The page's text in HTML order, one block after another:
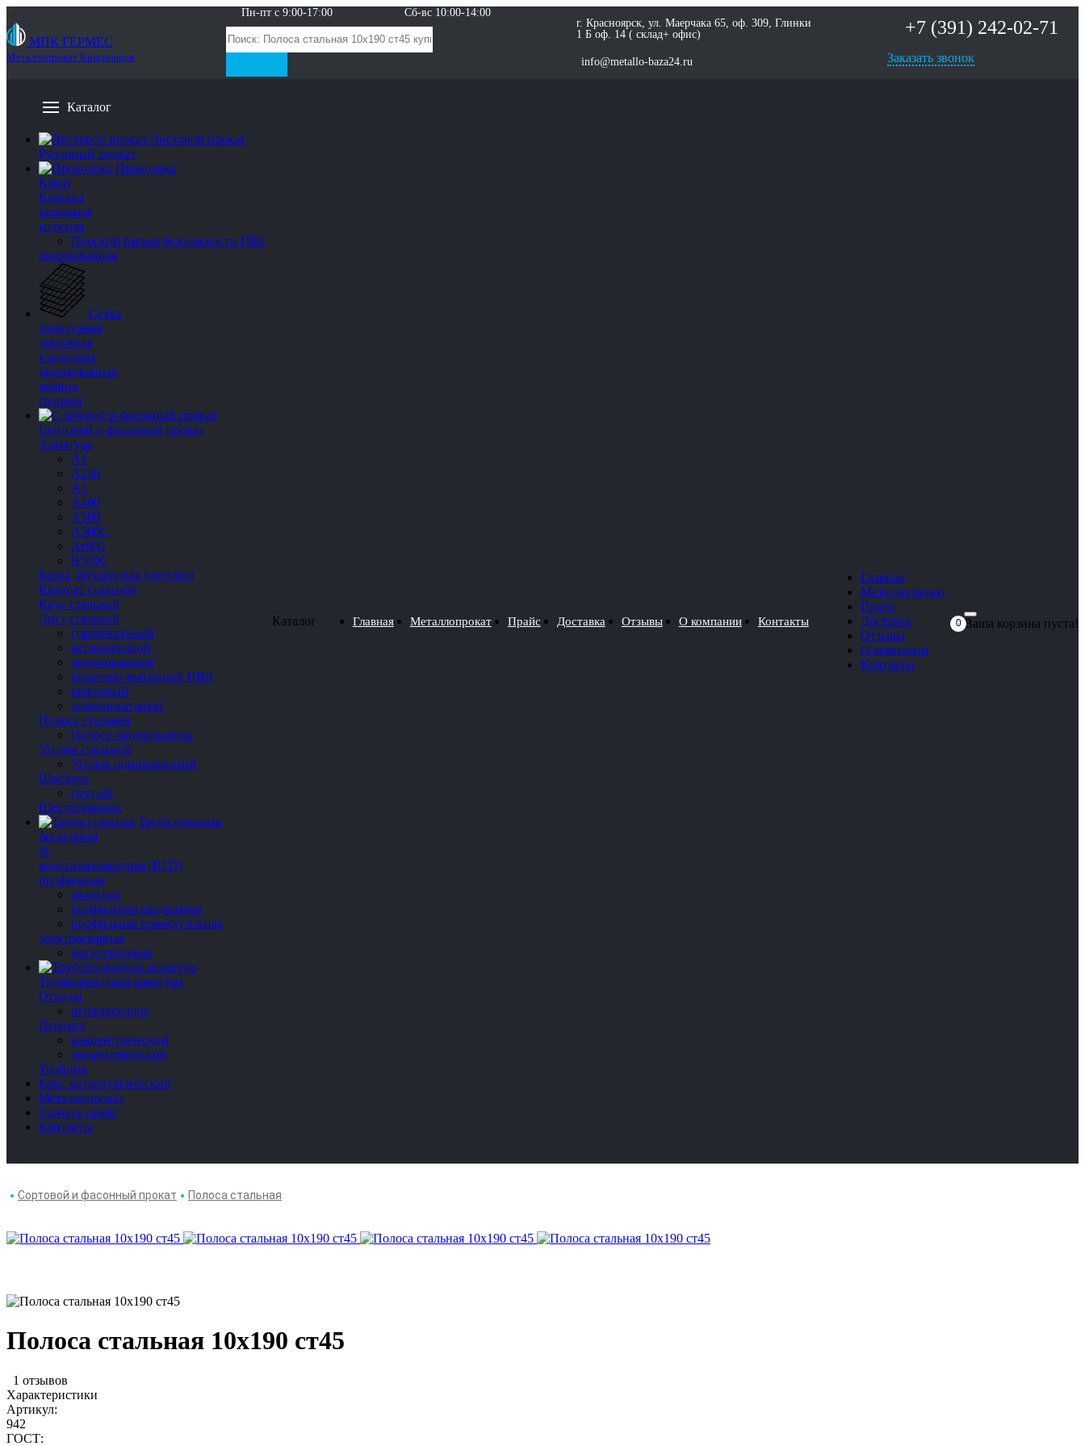
МПК ГЕРМЕС
Металлопрокат Красноярск
Пн-пт с 9:00-17:00
Сб-вс 10:00-14:00
г. Красноярск, ул. Маерчака 65, оф. 309, Глинки
1 Б оф. 14 ( склад+ офис)
info@metallo-baza24.ru
+7 (391) 242-02-71
Заказать звонок
Каталог
Листовой прокат
Рулонный прокат
Проволока
Канат
Катанка
вязальная
колючая
Плоский барьер безопасности ПББ
оцинкованная
Сетка
арматурная
дорожная
кладочная
оцинкованная
рабица
сварная
Сортовой и фасонный прокат
Арматура
А1
А240
А3
А400
А500
А500С
Ат800
В500С
Балка двутавровая (двутавр)
Квадрат стальной
Круг стальной
Лист стальной
горячекатаный
нержавеющий
оцинкованный
просечно-вытяжной ПВЛ
рифленый
холоднокатаный
Полоса стальная
Полоса оцинкованная
Уголок стальной
Уголок оцинкованный
Швеллер
гнутый
Шестигранник
Труба стальная
бесшовная
бу
водогазопроводная (ВГП)
профильная
овальная
профильная квадратная
профильная прямоугольная
электросварная
магистральная
Трубопроводная арматура
Отводы
нержавеющие
Переход
концентрический
эксцентрический
Тройник
Кокс металлургический
Металлопрокат
Скачать прайс
Контакты
Каталог Главная Металлопрокат Прайс Доставка Отзывы О компании Контакты
Главная
Металлопрокат
Прайс
Доставка
Отзывы
О компании
Контакты
0 Ваша корзина пуста!
Сортовой и фасонный прокат Полоса стальная
Полоса стальная 10х190 ст45
1 отзывов
Характеристики
Артикул:
942
ГОСТ: